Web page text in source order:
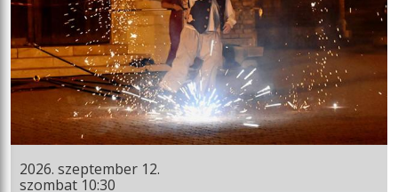
2026. szeptember 12.
szombat 10:30